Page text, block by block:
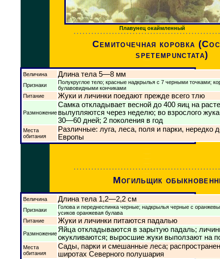
Плавунец окаймленный
Семиточечная коровка
spetempunctata)
Величина Длина тела 5—8 мм
Признаки
Полукруглое тело; красные надкрылья с 7 черными точками;
булавовидными кончиками
Питание
Жуки и личинки поедают прежде всего тлю
Размножение
Самка откладывает весной до 400 яиц на
вылупляются через неделю; во взрослого
30—60 дней; 2 поколения в год
Места
обитания
Различные: луга, леса, поля и парки, нередко
Европы
Могильщик
Величина Длина тела 1,2—2,2 см
Признаки
Голова и переднеспинка черные; надкрылья черные с
усиков оранжевая булава
Питание
Жуки и личинки питаются падалью
Размножение Яйца откладываются в зарытую падаль;
окукливаются; выросшие жуки выползают на
Места
обитания
Сады, парки и смешанные леса;
широтах Северного полушария